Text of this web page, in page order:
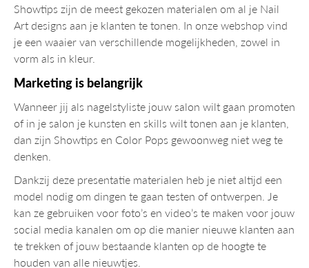
Showtips zijn de meest gekozen materialen om al je Nail
Art designs aan je klanten te tonen. In onze webshop vind
je een waaier van verschillende mogelijkheden, zowel in
vorm als in kleur.
Marketing is belangrijk
Wanneer jij als nagelstyliste jouw salon wilt gaan promoten
of in je salon je kunsten en skills wilt tonen aan je klanten,
dan zijn Showtips en Color Pops gewoonweg niet weg te
denken.
Dankzij deze presentatie materialen heb je niet altijd een
model nodig om dingen te gaan testen of ontwerpen. Je
kan ze gebruiken voor foto’s en video’s te maken voor jouw
social media kanalen om op die manier nieuwe klanten aan
te trekken of jouw bestaande klanten op de hoogte te
houden van alle nieuwtjes.